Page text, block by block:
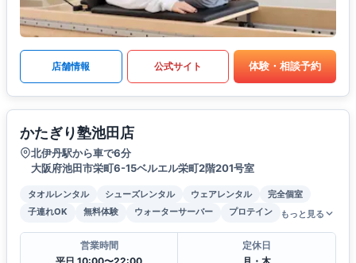
店舗情報 公式サイト 体験・相談予約
かたぎり塾池田店
北伊丹駅から車で6分
大阪府池田市栄町6-15ベルエル栄町2階201号室
タオルレンタル シューズレンタル ウェアレンタル
完全個室
子連れOK
無料体験 ウォーターサーバー プロテイン もっと見る
営業時間
定休日